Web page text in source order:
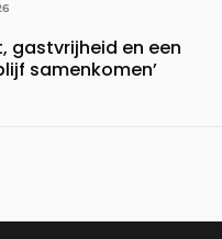
gastvrijheid en een
samenkomen’